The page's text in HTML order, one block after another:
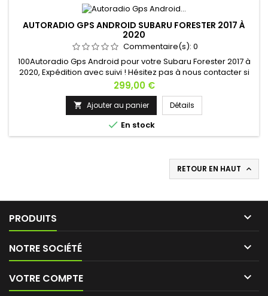
AUTORADIO GPS ANDROID SUBARU FORESTER 2017 À
2020
Commentaire(s): 0
100Autoradio Gps Android pour votre Subaru Forester 2017 à
2020, Expédition avec suivi ! Hésitez pas à nous contacter si
vous avez une question !
Prix
299,00 €
 Ajouter au panier Détails
 En stock
RETOUR EN HAUT 
PRODUITS 
NOTRE SOCIÉTÉ 
VOTRE COMPTE 